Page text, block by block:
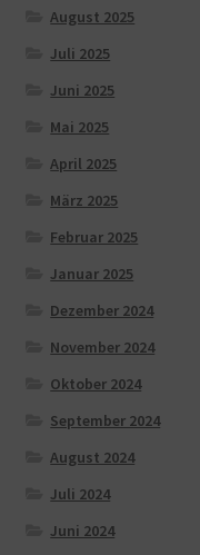
August 2025
Juli 2025
Juni 2025
Mai 2025
April 2025
März 2025
Februar 2025
Januar 2025
Dezember 2024
November 2024
Oktober 2024
September 2024
August 2024
Juli 2024
Juni 2024